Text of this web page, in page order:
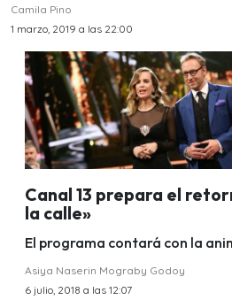
Camila Pino
1 marzo, 2019 a las 22:00
Canal 13 prepara el
la calle»
El programa contará con la
Asiya Naserin Mograby Godoy
6 julio, 2018 a las 12:07